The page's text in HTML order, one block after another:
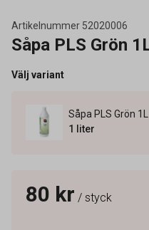
Artikelnummer 52020006
Såpa PLS Grön
Välj variant
Såpa PLS Grön 1L
1 liter
80 kr / styck